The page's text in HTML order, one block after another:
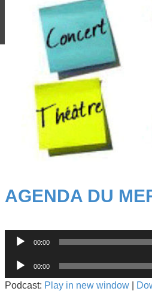
AGENDA DU
Lecteur
audio
00:00
Lecteur
audio
00:00
Podcast: Play in new window